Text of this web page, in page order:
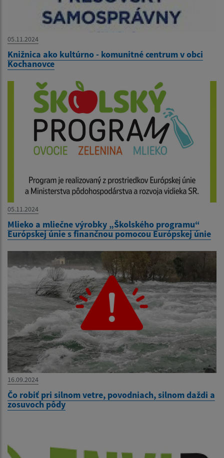
05.11.2024
Knižnica ako kultúrno - komunitné centrum v obci
Kochanovce
05.11.2024
Mlieko a mliečne výrobky „Školského programu“
Európskej únie s finančnou pomocou Európskej únie
16.09.2024
Čo robiť pri silnom vetre, povodniach, silnom daždi a
zosuvoch pôdy